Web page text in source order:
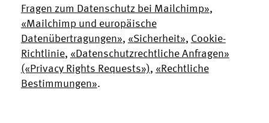
Fragen zum Datenschutz bei Mailchimp»,
«Mailchimp und europäische
Datenübertragungen», «Sicherheit», Cookie-
Richtlinie, «Datenschutzrechtliche Anfragen»
(«Privacy Rights Requests»), «Rechtliche
Bestimmungen».